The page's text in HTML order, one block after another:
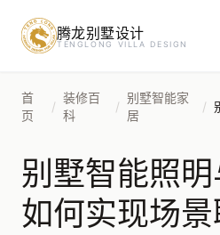
腾龙别墅设计
TENGLONG VILLA DESIGN
首
页
/
装修百
科
/
别墅智能家
居
/
别墅智能照
如何实现场
预约设计咨询
姓名*
手机号*